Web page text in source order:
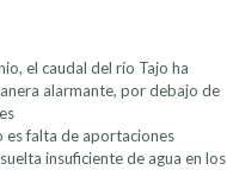
el caudal del río Tajo ha
alarmante, por debajo de
es falta de aportaciones
insuficiente de agua en los